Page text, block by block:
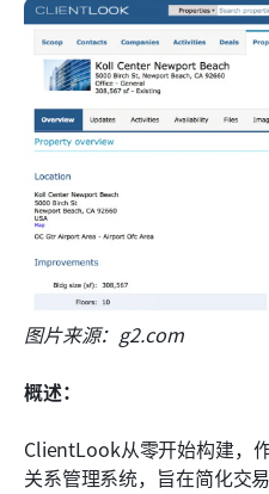
图片来源：g2.com
概述：
ClientLook从零开始构建，
关系管理系统，旨在简化交